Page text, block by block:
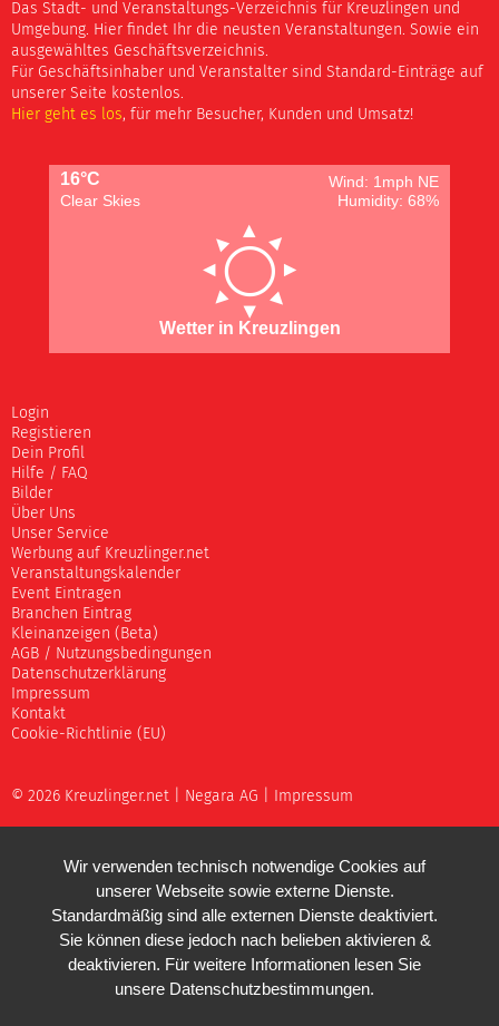
Das Stadt- und Veranstaltungs-Verzeichnis für Kreuzlingen und
Umgebung. Hier findet Ihr die neusten Veranstaltungen. Sowie ein
ausgewähltes Geschäftsverzeichnis.
Für Geschäftsinhaber und Veranstalter sind Standard-Einträge auf
unserer Seite kostenlos.
Hier geht es los, für mehr Besucher, Kunden und Umsatz!
16°C
Wind: 1mph NE
Clear Skies
Humidity: 68%
Wetter in Kreuzlingen
Login
Registieren
Dein Profil
Hilfe / FAQ
Bilder
Über Uns
Unser Service
Werbung auf Kreuzlinger.net
Veranstaltungskalender
Event Eintragen
Branchen Eintrag
Kleinanzeigen (Beta)
AGB / Nutzungsbedingungen
Datenschutzerklärung
Impressum
Kontakt
Cookie-Richtlinie (EU)
© 2026 Kreuzlinger.net | Negara AG Impressum
Wir verwenden technisch notwendige Cookies auf
unserer Webseite sowie externe Dienste.
Standardmäßig sind alle externen Dienste deaktiviert.
Sie können diese jedoch nach belieben aktivieren &
deaktivieren. Für weitere Informationen lesen Sie
unsere Datenschutzbestimmungen.